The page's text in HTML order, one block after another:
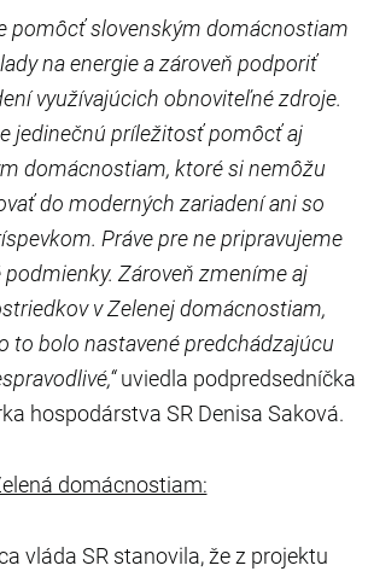
pomôcť slovenským domácnostiam
na energie a zároveň podporiť
využívajúcich obnoviteľné zdroje.
jedinečnú príležitosť pomôcť aj
domácnostiam, ktoré si nemôžu
do moderných zariadení ani so
Práve pre ne pripravujeme
podmienky. Zároveň zmeníme aj
v Zelenej domácnostiam,
to bolo nastavené predchádzajúcu
uviedla podpredsedníčka
hospodárstva SR Denisa Saková.
domácnostiam:
vláda SR stanovila, že z projektu